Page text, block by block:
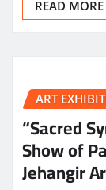
READ MORE
ART
“Sacred
Show of
Jehangir